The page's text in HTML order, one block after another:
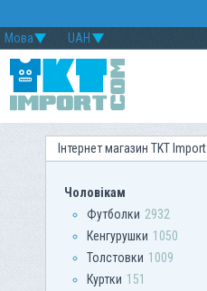
UAH
Мова
Інтернет магазин TKT Import
Чоловікам
Футболки 2932
Кенгурушки 1050
Толстовки 1009
Куртки 151